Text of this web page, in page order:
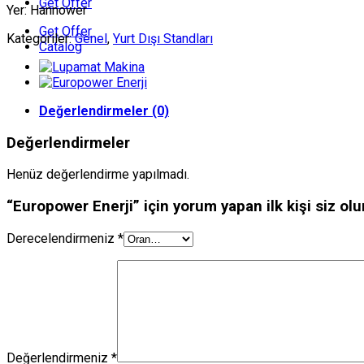
Get Offer
Catalog
Yer: Hannower
Kategoriler:Genel, Yurt Dışı Standları
Değerlendirmeler (0)
Değerlendirmeler
Henüz değerlendirme yapılmadı.
“Europower Enerji” için yorum yapan ilk kişi siz
Derecelendirmeniz *
Değerlendirmeniz *